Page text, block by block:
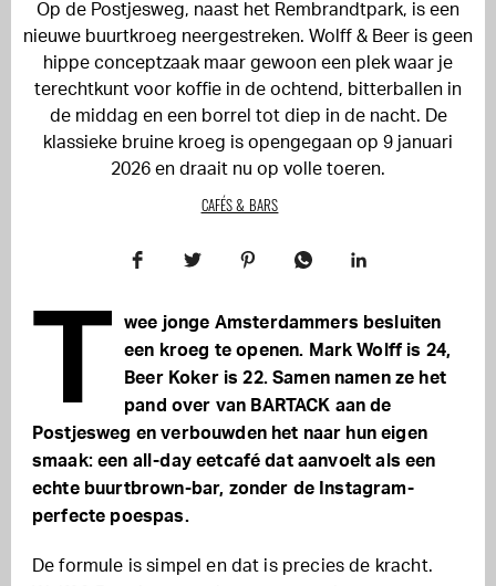
Op de Postjesweg, naast het Rembrandtpark, is een
nieuwe buurtkroeg neergestreken. Wolff & Beer is geen
hippe conceptzaak maar gewoon een plek waar je
terechtkunt voor koffie in de ochtend, bitterballen in
de middag en een borrel tot diep in de nacht. De
klassieke bruine kroeg is opengegaan op 9 januari
2026 en draait nu op volle toeren.
CAFÉS & BARS
T
wee jonge Amsterdammers besluiten
een kroeg te openen. Mark Wolff is 24,
Beer Koker is 22. Samen namen ze het
pand over van BARTACK aan de
Postjesweg en verbouwden het naar hun eigen
smaak: een all-day eetcafé dat aanvoelt als een
echte buurtbrown-bar, zonder de Instagram-
perfecte poespas.
De formule is simpel en dat is precies de kracht.